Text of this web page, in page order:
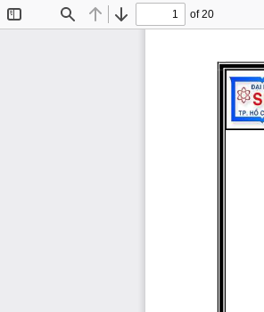
Find Previous
Next
of 20